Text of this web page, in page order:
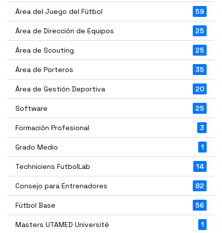
Área del Juego del Fútbol 59
Área de Dirección de Equipos 25
Área de Scouting 25
Área de Porteros 35
Área de Gestión Deportiva 20
Software 25
Formación Profesional 3
Grado Medio 1
Techniciens FutbolLab 14
Consejo para Entrenadores 82
Fútbol Base 56
Masters UTAMED Université 1